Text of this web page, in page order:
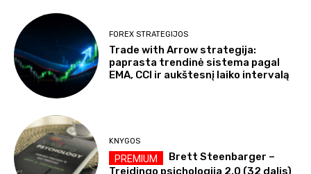
FOREX STRATEGIJOS
Trade with Arrow strategija:
paprasta trendinė sistema pagal
EMA, CCI ir aukštesnį laiko intervalą
KNYGOS
Brett Steenbarger –
Treidingo psichologija 2.0 (32 dalis)